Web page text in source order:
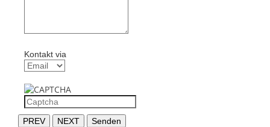
Kontakt via
PREV NEXT Senden